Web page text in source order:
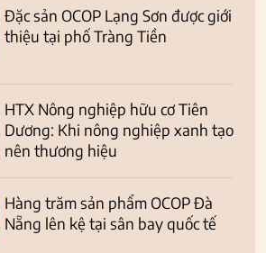
Đặc sản OCOP Lạng Sơn được giới
thiệu tại phố Tràng Tiền
HTX Nông nghiệp hữu cơ Tiên
Dương: Khi nông nghiệp xanh tạo
nên thương hiệu
Hàng trăm sản phẩm OCOP Đà
Nẵng lên kệ tại sân bay quốc tế